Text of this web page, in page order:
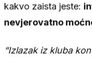
kakvo zaista jeste:
nevjerovatno
“Izlazak iz kluba